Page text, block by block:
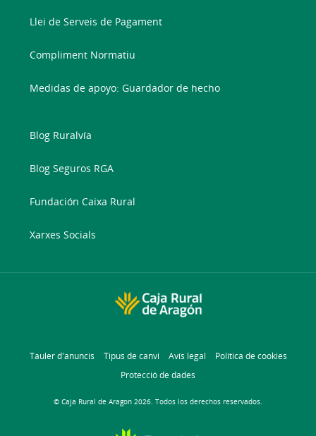
Llei de Serveis de Pagament
Compliment Normatiu
Medidas de apoyo: Guardador de hecho
Blog Ruralvía
Blog Seguros RGA
Fundación Caixa Rural
Xarxes Socials
Tauler d'anuncis Tipus de canvi Avís legal
Política de cookies
Protecció de dades
© Caja Rural de Aragon 2026. Todos los derechos reservados.